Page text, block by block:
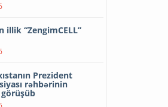
illik “ZengimCELL”
Prezident
rəhbərinin